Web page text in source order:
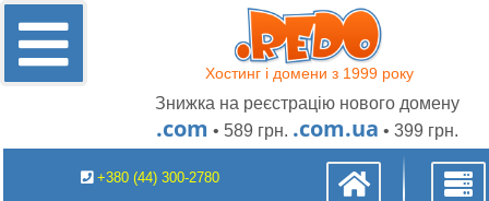
Хостинг і домени з 1999 року
Знижка на реєстрацію нового домену
.com • 589 грн. .com.ua • 399 грн.
+380 (44) 300-2780